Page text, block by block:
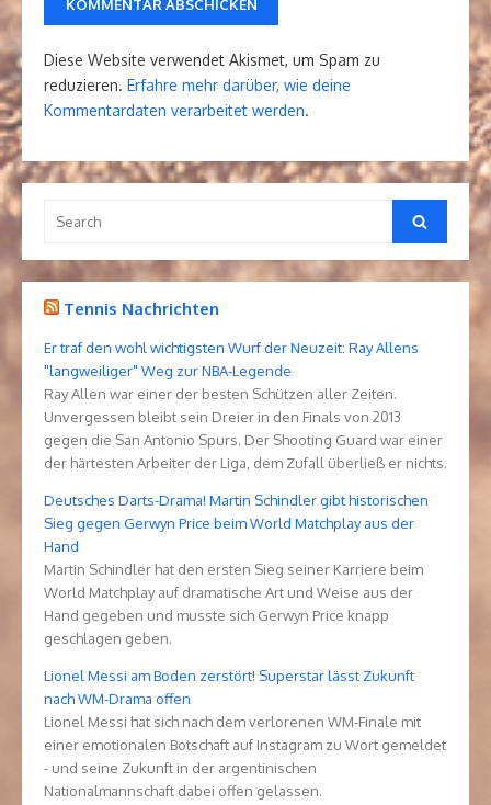
Diese Website verwendet Akismet, um Spam zu
reduzieren. Erfahre mehr darüber, wie deine
Kommentardaten verarbeitet werden.
Search
Tennis Nachrichten
Er traf den wohl wichtigsten Wurf der Neuzeit: Ray Allens
"langweiliger" Weg zur NBA-Legende
Ray Allen war einer der besten Schützen aller Zeiten.
Unvergessen bleibt sein Dreier in den Finals von 2013
gegen die San Antonio Spurs. Der Shooting Guard war einer
der härtesten Arbeiter der Liga, dem Zufall überließ er nichts.
Deutsches Darts-Drama! Martin Schindler gibt historischen
Sieg gegen Gerwyn Price beim World Matchplay aus der
Hand
Martin Schindler hat den ersten Sieg seiner Karriere beim
World Matchplay auf dramatische Art und Weise aus der
Hand gegeben und musste sich Gerwyn Price knapp
geschlagen geben.
Lionel Messi am Boden zerstört! Superstar lässt Zukunft
nach WM-Drama offen
Lionel Messi hat sich nach dem verlorenen WM-Finale mit
einer emotionalen Botschaft auf Instagram zu Wort gemeldet
- und seine Zukunft in der argentinischen
Nationalmannschaft dabei offen gelassen.